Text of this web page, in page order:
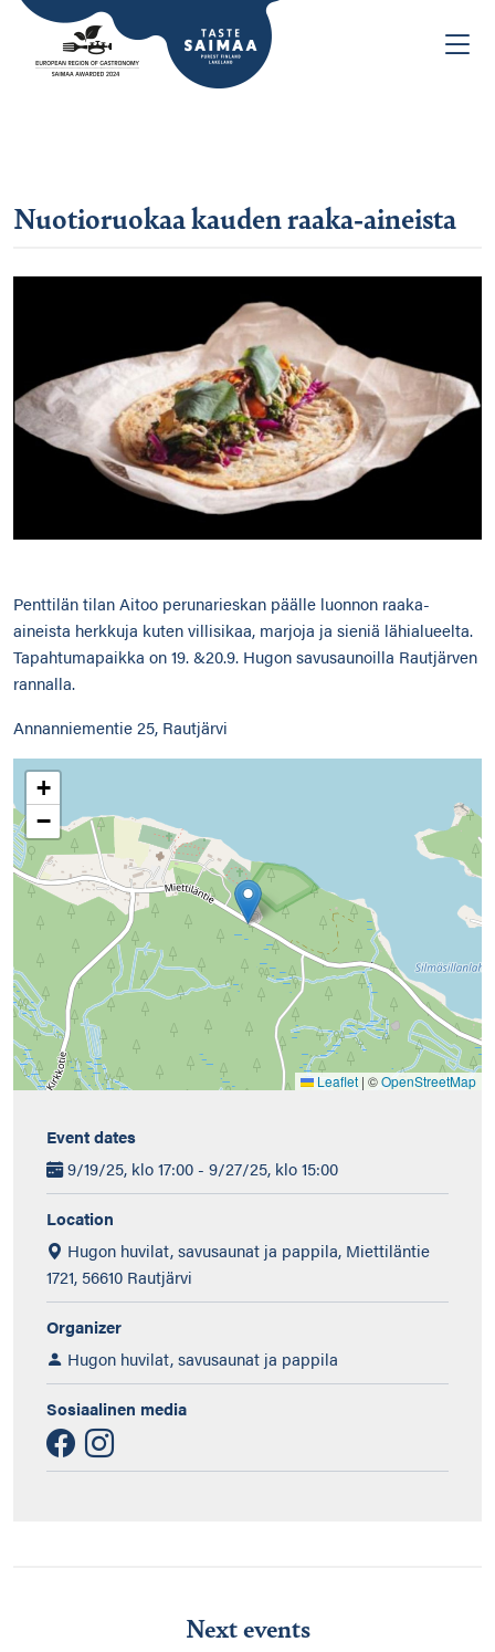
Nuotioruokaa kauden raaka-aineista
Penttilän tilan Aitoo perunarieskan päälle luonnon raaka-
aineista herkkuja kuten villisikaa, marjoja ja sieniä lähialueelta.
Tapahtumapaikka on 19. &20.9. Hugon savusaunoilla Rautjärven
rannalla.
Annanniementie 25, Rautjärvi
+
−
Leaflet | ©OpenStreetMap
Event dates
9/19/25, klo 17:00 - 9/27/25, klo 15:00
Location
Hugon huvilat, savusaunat ja pappila, Miettiläntie
1721, 56610 Rautjärvi
Organizer
Hugon huvilat, savusaunat ja pappila
Sosiaalinen media
Next events